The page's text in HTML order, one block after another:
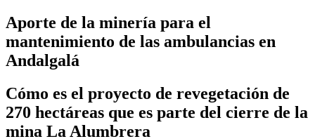
Aporte de la minería para el
mantenimiento de las ambulancias en
Andalgalá
Cómo es el proyecto de revegetación de
270 hectáreas que es parte del cierre de la
mina La Alumbrera